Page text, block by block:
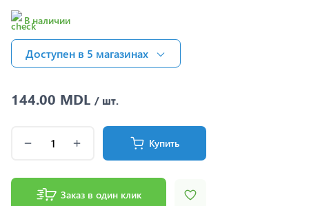
В наличии
Доступен в 5 магазинах
144.00 MDL / шт.
Купить
Заказ в один клик